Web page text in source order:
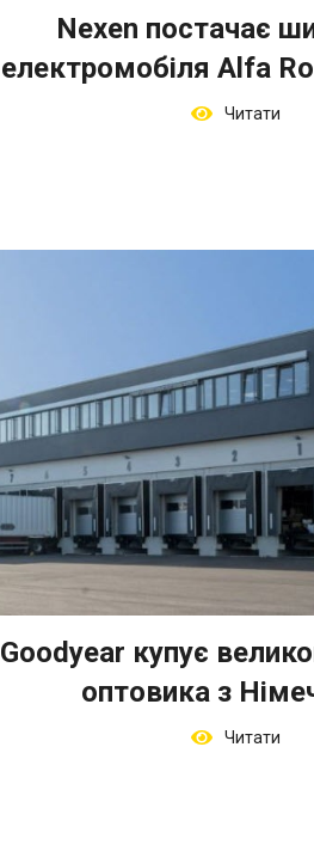
Nexen постачає
електромобіля Alfa
Читати
Goodyear купує
оптовика з
Читати